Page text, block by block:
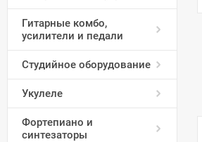
Гитарные комбо,
усилители и педали
Студийное оборудование
Укулеле
Фортепиано и
синтезаторы